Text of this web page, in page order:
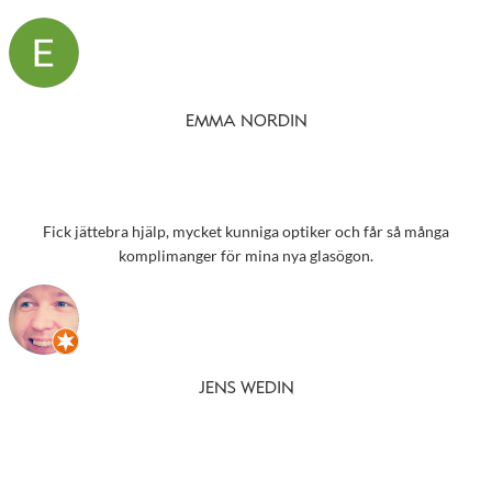
EMMA NORDIN
Fick jättebra hjälp, mycket kunniga optiker och får så många
komplimanger för mina nya glasögon.
JENS WEDIN